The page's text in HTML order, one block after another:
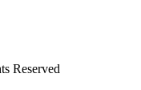
Reserved